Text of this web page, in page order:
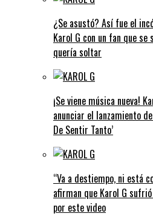
¿Se asustó? Así fue el
Karol G con un fan que
quería soltar
¡Se viene música nueva!
anunciar el lanzamiento
De Sentir Tanto’
“Va a destiempo, ni está
afirman que Karol G
por este video